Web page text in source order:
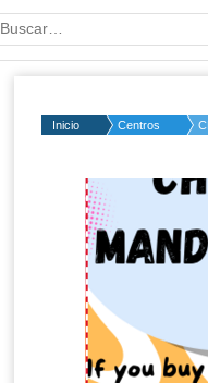
Palabra o frase:
Inicio Centros